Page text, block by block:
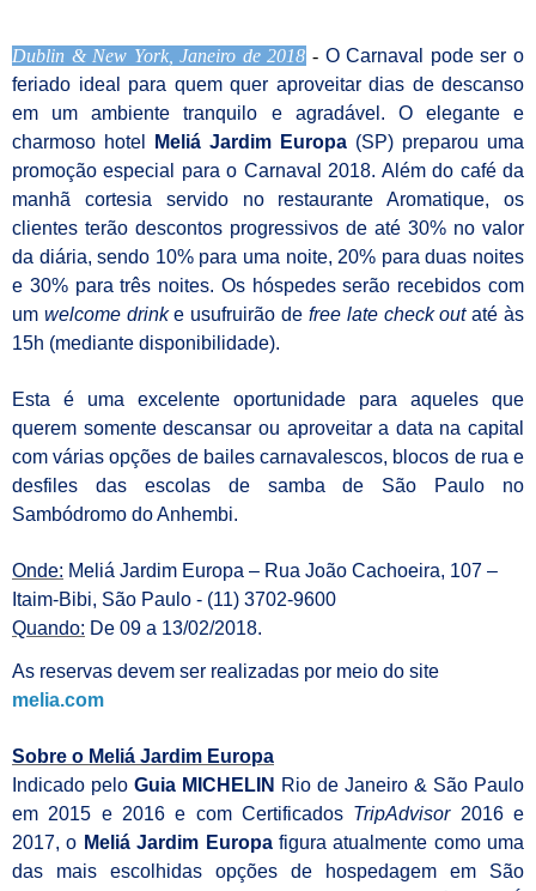
Dublin & New York, Janeiro de 2018 - O Carnaval pode ser o
feriado ideal para quem quer aproveitar dias de descanso
em um ambiente tranquilo e agradável. O elegante e
charmoso hotel
Meliá Jardim Europa (SP) preparou uma
promoção especial para o Carnaval 2018. Além do café da
manhã cortesia servido no restaurante Aromatique, os
clientes terão descontos progressivos de até 30% no valor
da diária, sendo 10% para uma noite, 20% para duas noites
e 30% para três noites. Os hóspedes serão recebidos com
um welcome drinke usufruirão de free late check outaté às
15h (mediante disponibilidade).
Esta é uma excelente oportunidade para aqueles que
querem somente descansar ou aproveitar a data na capital
com várias opções de bailes carnavalescos, blocos de rua e
desfiles das escolas de samba de São Paulo no
Sambódromo do Anhembi.
Onde: Meliá Jardim Europa – Rua João Cachoeira, 107 –
Itaim-Bibi, São Paulo - (11) 3702-9600
Quando: De 09 a 13/02/2018.
As reservas devem ser realizadas por meio do site
melia.com
Sobre o Meliá Jardim Europa
ndicado pelo Guia MICHELIN Rio de Janeiro & São Paulo
em 2015 e 2016 e com Certificados TripAdvisor2016 e
2017, o Meliá Jardim Europa figura atualmente como uma
das mais escolhidas opções de hospedagem em São